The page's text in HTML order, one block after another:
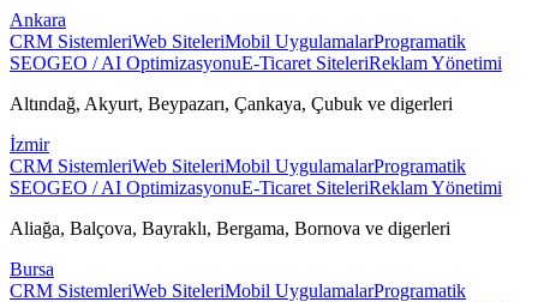
Ankara
CRM SistemleriWeb SiteleriMobil UygulamalarProgramatik
SEOGEO / AI OptimizasyonuE-Ticaret SiteleriReklam Yönetimi
Altındağ, Akyurt, Beypazarı, Çankaya, Çubuk ve digerleri
İzmir
CRM SistemleriWeb SiteleriMobil UygulamalarProgramatik
SEOGEO / AI OptimizasyonuE-Ticaret SiteleriReklam Yönetimi
Aliağa, Balçova, Bayraklı, Bergama, Bornova ve digerleri
Bursa
CRM SistemleriWeb SiteleriMobil UygulamalarProgramatik